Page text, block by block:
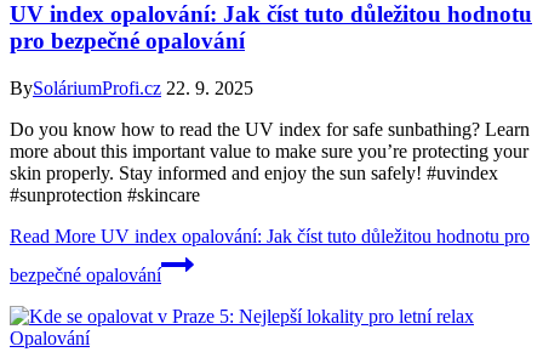
UV index opalování: Jak číst tuto důležitou hodnotu
pro bezpečné opalování
BySoláriumProfi.cz 22. 9. 2025
Do you know how to read the UV index for safe sunbathing? Learn
more about this important value to make sure you’re protecting your
skin properly. Stay informed and enjoy the sun safely! #uvindex
#sunprotection #skincare
Read More UV index opalování: Jak číst tuto důležitou hodnotu pro
bezpečné opalování
Opalování